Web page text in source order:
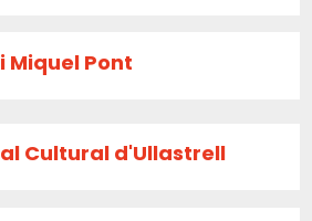
Pont
Cultural d'Ullastrell